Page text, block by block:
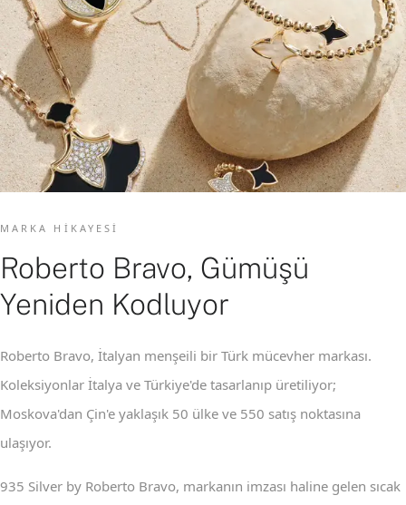
MARKA HIKAYESI
Roberto Bravo, Gümüşü
Yeniden Kodluyor
Roberto Bravo, İtalyan menşeili bir Türk mücevher markası.
Koleksiyonlar İtalya ve Türkiye'de tasarlanıp üretiliyor;
Moskova'dan Çin'e yaklaşık 50 ülke ve 550 satış noktasına
ulaşıyor.
935 Silver by Roberto Bravo, markanın imzası haline gelen sıcak